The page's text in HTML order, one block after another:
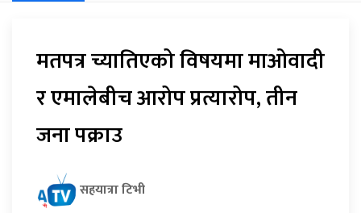
मतपत्र च्यातिएको विषयमा माओवादी
र एमालेबीच आरोप प्रत्यारोप, तीन
जना पक्राउ
सहयात्रा टिभी